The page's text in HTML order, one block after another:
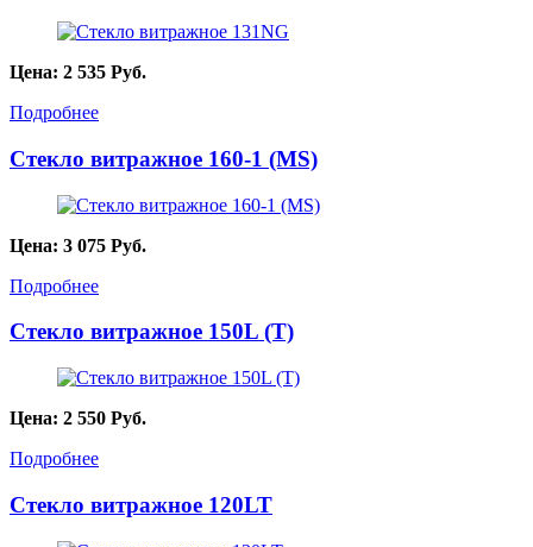
Цена: 2 535 Руб.
Подробнее
Стекло витражное 160-1 (MS)
Цена: 3 075 Руб.
Подробнее
Стекло витражное 150L (T)
Цена: 2 550 Руб.
Подробнее
Стекло витражное 120LT